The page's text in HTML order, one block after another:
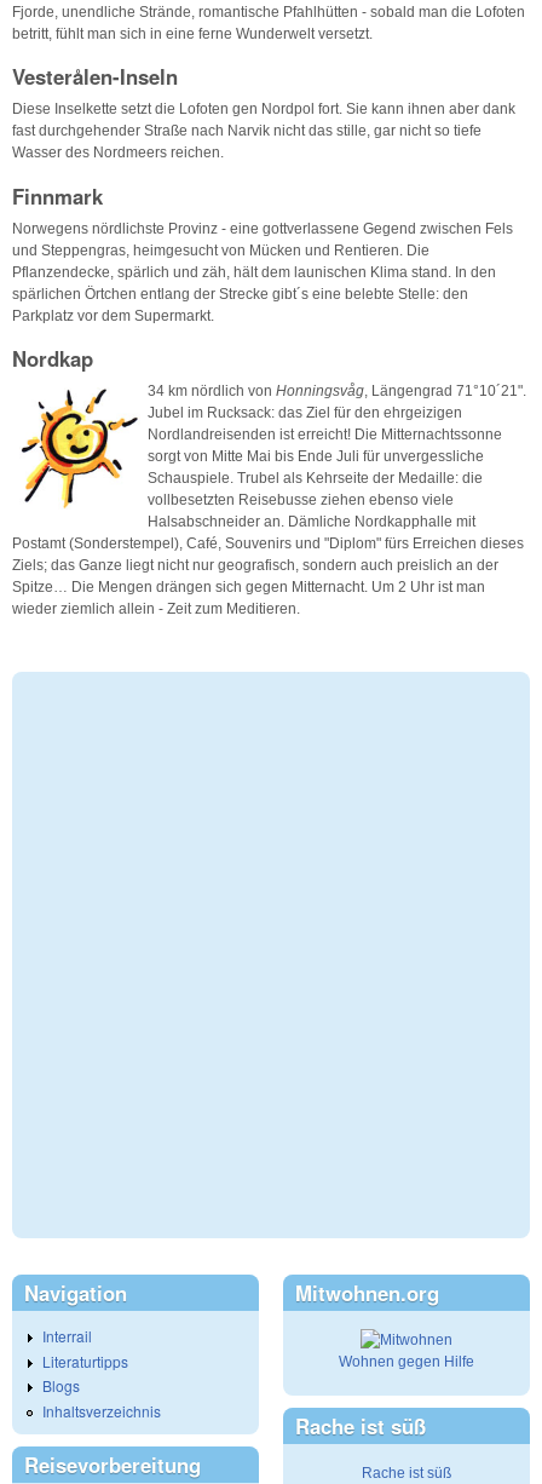
Fjorde, unendliche Strände, romantische Pfahlhütten - sobald man die Lofoten
betritt, fühlt man sich in eine ferne Wunderwelt versetzt.
Vesterålen-Inseln
Diese Inselkette setzt die Lofoten gen Nordpol fort. Sie kann ihnen aber dank
fast durchgehender Straße nach Narvik nicht das stille, gar nicht so tiefe
Wasser des Nordmeers reichen.
Finnmark
Norwegens nördlichste Provinz - eine gottverlassene Gegend zwischen Fels
und Steppengras, heimgesucht von Mücken und Rentieren. Die
Pflanzendecke, spärlich und zäh, hält dem launischen Klima stand. In den
spärlichen Örtchen entlang der Strecke gibt´s eine belebte Stelle: den
Parkplatz vor dem Supermarkt.
Nordkap
34 km nördlich von Honningsvåg, Längengrad 71°10´21".
Jubel im Rucksack: das Ziel für den ehrgeizigen
Nordlandreisenden ist erreicht! Die Mitternachtssonne
sorgt von Mitte Mai bis Ende Juli für unvergessliche
Schauspiele. Trubel als Kehrseite der Medaille: die
vollbesetzten Reisebusse ziehen ebenso viele
Halsabschneider an. Dämliche Nordkapphalle mit
Postamt (Sonderstempel), Café, Souvenirs und "Diplom" fürs Erreichen dieses
Ziels; das Ganze liegt nicht nur geografisch, sondern auch preislich an der
Spitze… Die Mengen drängen sich gegen Mitternacht. Um 2 Uhr ist man
wieder ziemlich allein - Zeit zum Meditieren.
Navigation
Interrail
Literaturtipps
Blogs
Inhaltsverzeichnis
Reisevorbereitung
Mitwohnen.org
Wohnen gegen Hilfe
Rache ist süß
Rache ist süß